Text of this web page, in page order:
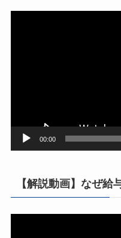
00:00
【解説動画】なぜ給